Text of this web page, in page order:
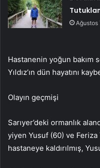
Ağustos
Hastanenin yoğun bakım
Yıldız’ın dün hayatını
Olayın geçmişi
Sarıyer’deki ormanlık
yiyen Yusuf (60) ve Feriza
hastaneye kaldırılmış,